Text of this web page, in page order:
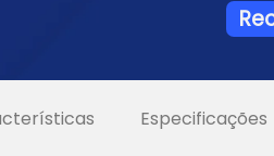
Especificações